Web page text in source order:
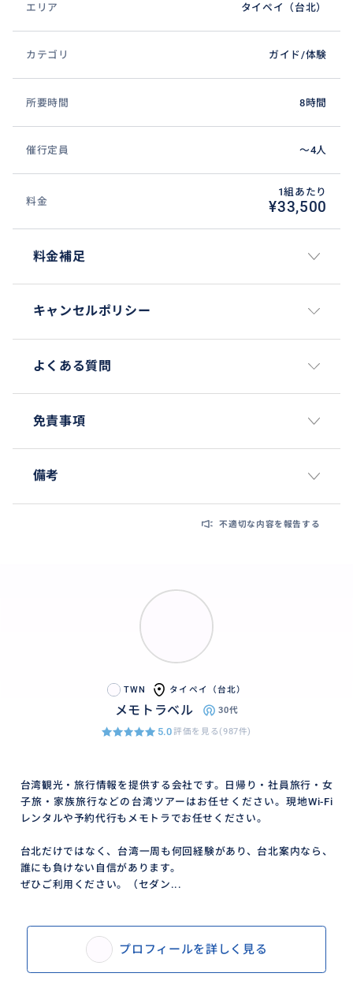
エリア タイペイ（台北）
カテゴリ ガイド/体験
所要時間 8時間
催行定員 〜4人
料金
1組あたり
¥33,500
料金補足
キャンセルポリシー
よくある質問
免責事項
備考
不適切な内容を報告する
TWN タイペイ（台北）
メモトラベル 30代
5.0評価を見る(987件)
台湾観光・旅行情報を提供する会社です。日帰り・社員旅行・女
子旅・家族旅行などの台湾ツアーはお任せください。現地Wi-Fi
レンタルや予約代行もメモトラでお任せください。
台北だけではなく、台湾一周も何回経験があり、台北案内なら、
誰にも負けない自信があります。
ぜひご利用ください。（セダン...
プロフィールを詳しく見る